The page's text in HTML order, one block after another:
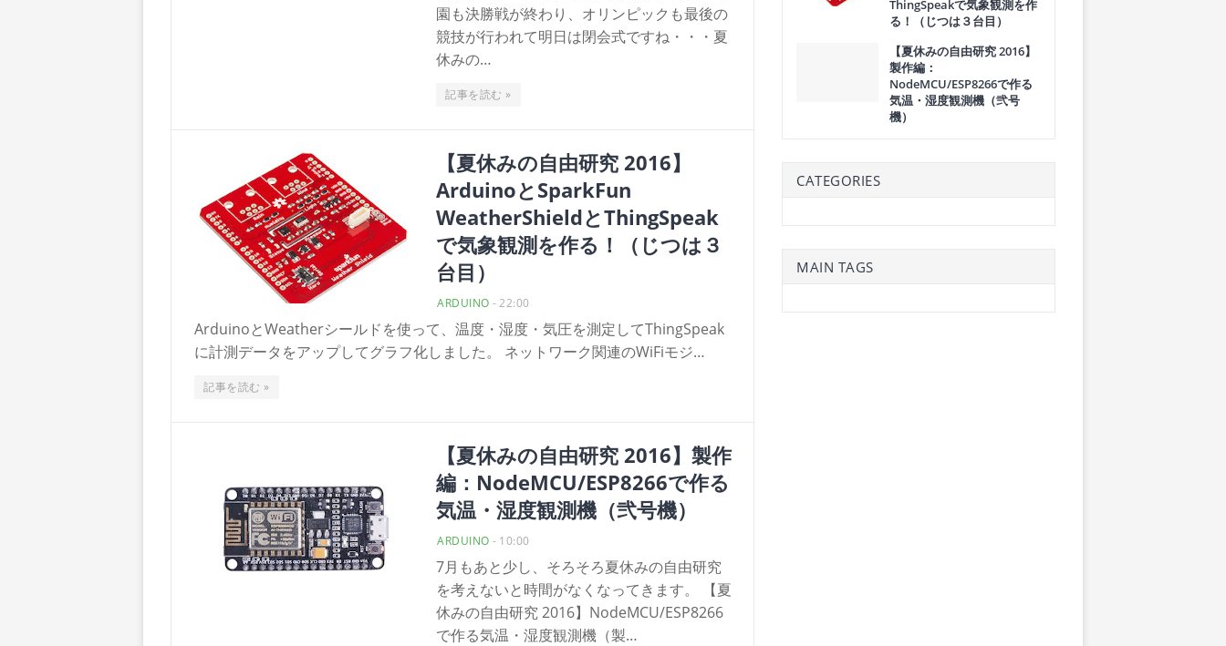
園も決勝戦が終わり、オリンピックも最後の
競技が行われて明日は閉会式ですね・・・夏
休みの…
記事を読む »
【夏休みの自由研究 2016】
ArduinoとSparkFun
WeatherShieldとThingSpeak
で気象観測を作る！（じつは３
台目）
ARDUINO -22:00
ArduinoとWeatherシールドを使って、温度・湿度・気圧を測定してThingSpeak
に計測データをアップしてグラフ化しました。 ネットワーク関連のWiFiモジ…
記事を読む »
【夏休みの自由研究 2016】製作
編：NodeMCU/ESP8266で作る
気温・湿度観測機（弐号機）
ARDUINO - 10:00
7月もあと少し、そろそろ夏休みの自由研究
を考えないと時間がなくなってきます。 【夏
休みの自由研究 2016】NodeMCU/ESP8266
で作る気温・湿度観測機（製…
ThingSpeakで気象観測を作
る！（じつは３台目）
【夏休みの自由研究 2016】
製作編：
NodeMCU/ESP8266で作る
気温・湿度観測機（弐号
機）
CATEGORIES
MAIN TAGS